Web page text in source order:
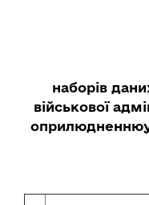
наборів
військової
оприлюдненню